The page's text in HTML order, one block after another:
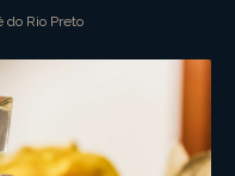
do Rio Preto